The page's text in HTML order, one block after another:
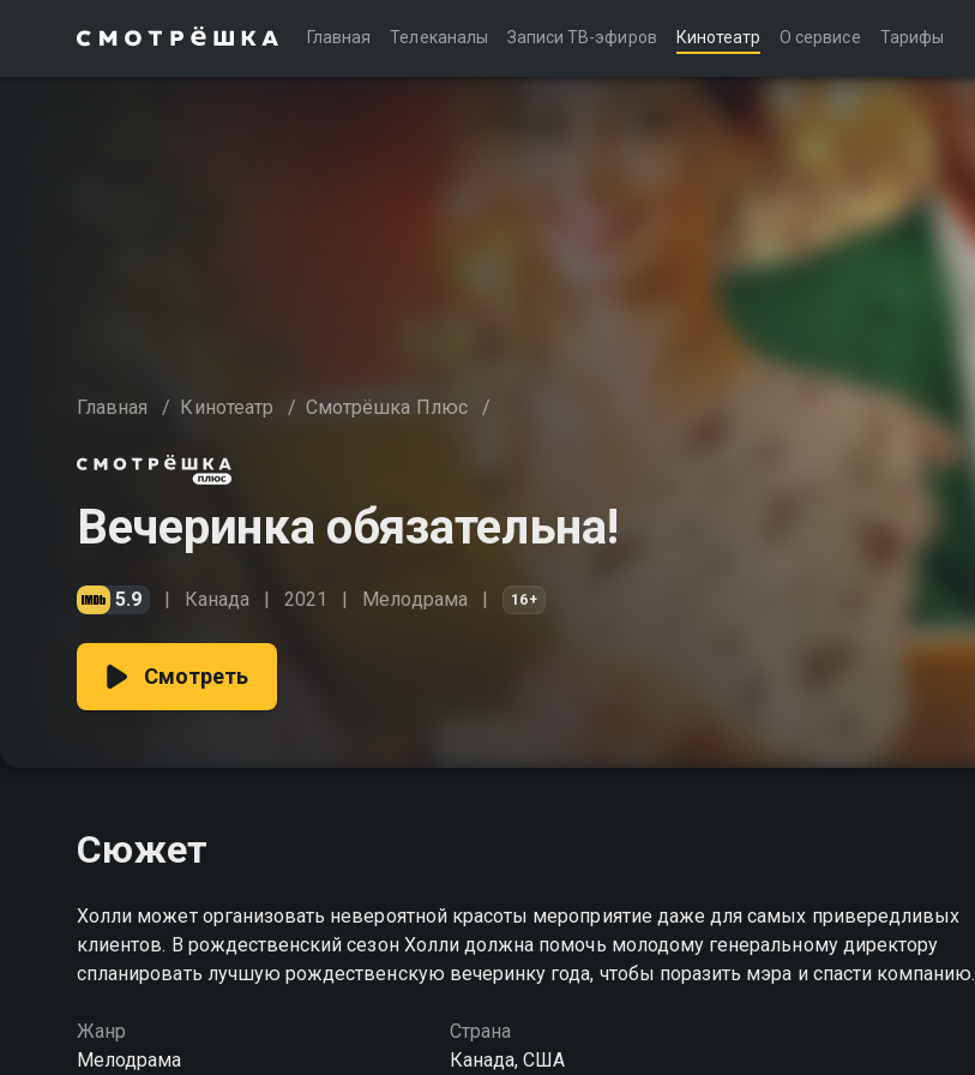
Главная Телеканалы Записи ТВ-эфиров Кинотеатр О сервисе Тарифы
Главная / Кинотеатр / Смотрёшка Плюс /
Вечеринка обязательна!
5.9 Канада 2021 Мелодрама 16+
Смотреть
Сюжет
Холли может организовать невероятной красоты мероприятие даже для самых привередливых
клиентов. В рождественский сезон Холли должна помочь молодому генеральному директору
спланировать лучшую рождественскую вечеринку года, чтобы поразить мэра и спасти компанию.
Жанр
Мелодрама
Страна
Канада, США